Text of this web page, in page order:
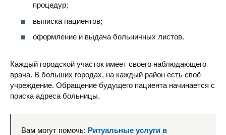
процедур;
выписка пациентов;
оформление и выдача больничных листов.
Каждый городской участок имеет своего наблюдающего
врача. В больших городах, на каждый район есть своё
учреждение. Обращение будущего пациента начинается с
поиска адреса больницы.
Вам могут помочь: Ритуальные услуги в